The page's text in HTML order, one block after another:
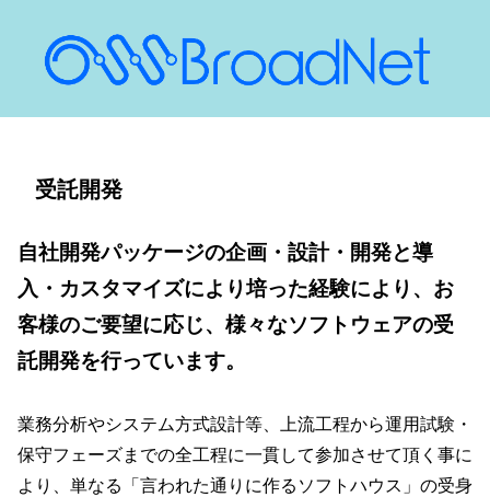
受託開発
自社開発パッケージの企画・設計・開発と導
入・カスタマイズにより培った経験により、お
客様のご要望に応じ、様々なソフトウェアの受
託開発を行っています。
業務分析やシステム方式設計等、上流工程から運用試験・
保守フェーズまでの全工程に一貫して参加させて頂く事に
より、単なる「言われた通りに作るソフトハウス」の受身